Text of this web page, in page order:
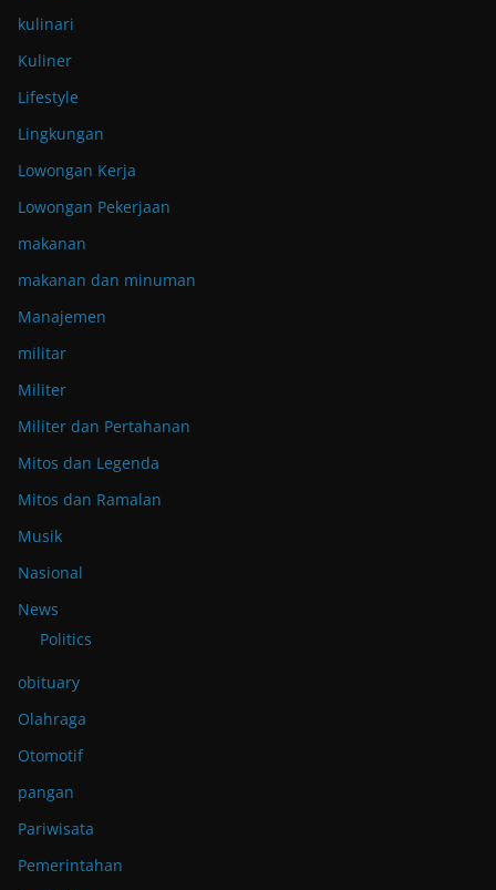
kulinari
Kuliner
Lifestyle
Lingkungan
Lowongan Kerja
Lowongan Pekerjaan
makanan
makanan dan minuman
Manajemen
militar
Militer
Militer dan Pertahanan
Mitos dan Legenda
Mitos dan Ramalan
Musik
Nasional
News
Politics
obituary
Olahraga
Otomotif
pangan
Pariwisata
Pemerintahan